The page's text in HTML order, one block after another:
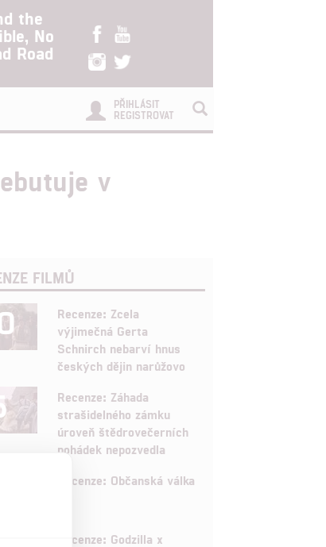
the
No
Road
PŘIHLÁSIT
REGISTROVAT
v
FILMŮ
Recenze: Zcela
výjimečná Gerta
Schnirch nebarví hnus
českých dějin narůžovo
Recenze: Záhada
strašidelného zámku
úroveň štědrovečerních
pohádek nepozvedla
Recenze: Občanská válka
Recenze: Godzilla x